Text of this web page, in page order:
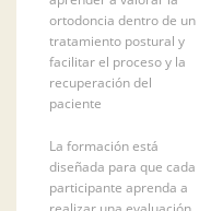
ortodoncia dentro de un
tratamiento postural y
facilitar el proceso y la
recuperación del
paciente
La formación está
diseñada para que cada
participante aprenda a